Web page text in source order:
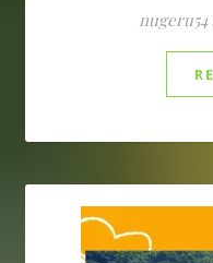
nugeru54